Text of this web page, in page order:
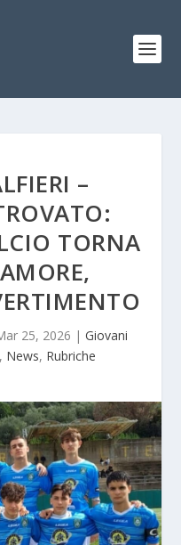
–
TORNA
25, 2026 | Giovani
, News, Rubriche